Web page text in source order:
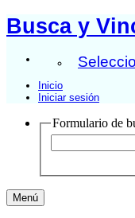
Busca y
Inicio
Iniciar sesión
Formulario de
Menú